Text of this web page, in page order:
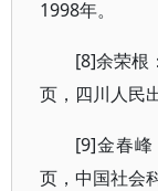
1998年。
[8]余荣
页，四川人民
[9]金春
页，中国社会